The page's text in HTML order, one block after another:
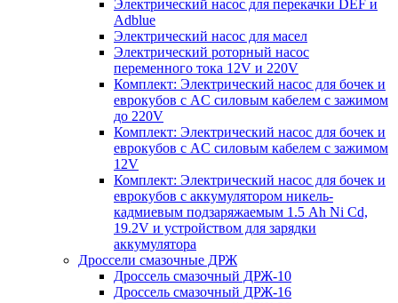
Электрический насос для перекачки DEF и
Adblue
Электрический насос для масел
Электрический роторный насос
переменного тока 12V и 220V
Комплект: Электрический насос для бочек и
еврокубов с AC силовым кабелем с зажимом
до 220V
Комплект: Электрический насос для бочек и
еврокубов с AC силовым кабелем с зажимом
12V
Комплект: Электрический насос для бочек и
еврокубов с аккумулятором никель-
кадмиевым подзаряжаемым 1.5 Ah Ni Cd,
19.2V и устройством для зарядки
аккумулятора
Дроссели смазочные ДРЖ
Дроссель смазочный ДРЖ-10
Дроссель смазочный ДРЖ-16